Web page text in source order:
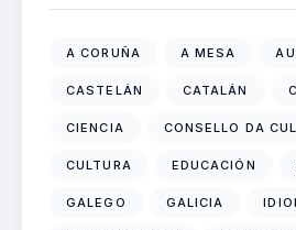
A CORUÑA A MESA
CASTELÁN CATALÁN
CIENCIA CONSELLO DA
CULTURA EDUCACIÓN
GALEGO GALICIA